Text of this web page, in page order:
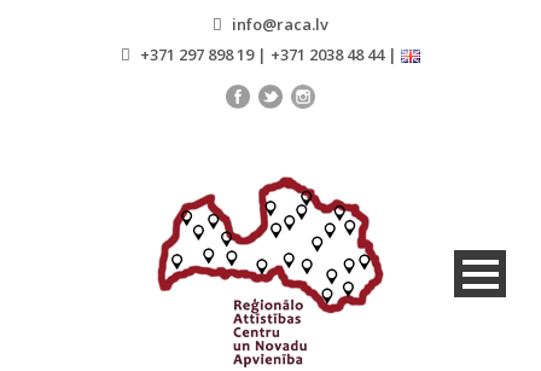
info@raca.lv
+371 297 898 19 | +371 2038 48 44 |